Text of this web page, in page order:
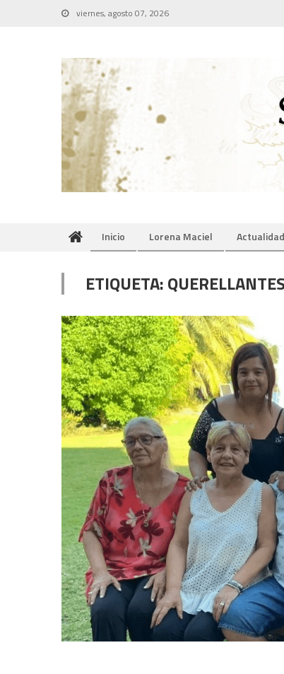
viernes, agosto 07, 2026
Inicio Lorena Maciel Actualidad
ETIQUETA: